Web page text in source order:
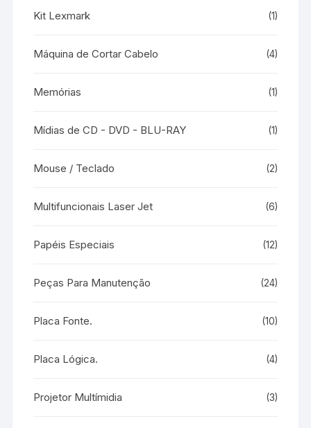
Kit Lexmark (1)
Máquina de Cortar Cabelo (4)
Memórias (1)
Mídias de CD - DVD - BLU-RAY (1)
Mouse / Teclado (2)
Multifuncionais Laser Jet (6)
Papéis Especiais (12)
Peças Para Manutenção (24)
Placa Fonte. (10)
Placa Lógica. (4)
Projetor Multímidia (3)